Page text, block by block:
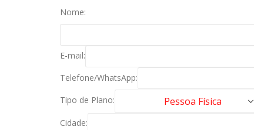
Nome:
E-mail:
Telefone/WhatsApp:
Tipo de Plano:
Cidade: